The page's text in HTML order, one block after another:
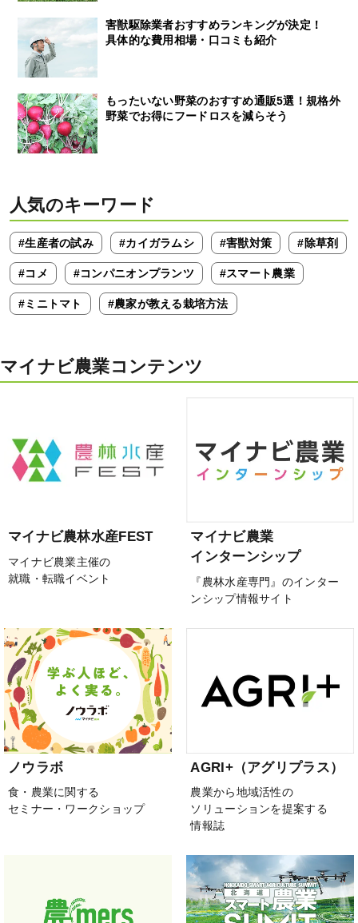
害獣駆除業者おすすめランキングが決定！
具体的な費用相場・口コミも紹介
もったいない野菜のおすすめ通販5選！規格外
野菜でお得にフードロスを減らそう
人気のキーワード
#生産者の試み #カイガラムシ #害獣対策 #除草剤
#コメ #コンパニオンプランツ #スマート農業
#ミニトマト #農家が教える栽培方法
マイナビ農業コンテンツ
マイナビ農林水産FEST
マイナビ農業主催の
就職・転職イベント
マイナビ農業
インターンシップ
『農林水産専門』のインター
ンシップ情報サイト
ノウラボ
食・農業に関する
セミナー・ワークショップ
AGRI+（アグリプラス）
農業から地域活性の
ソリューションを提案する
情報誌